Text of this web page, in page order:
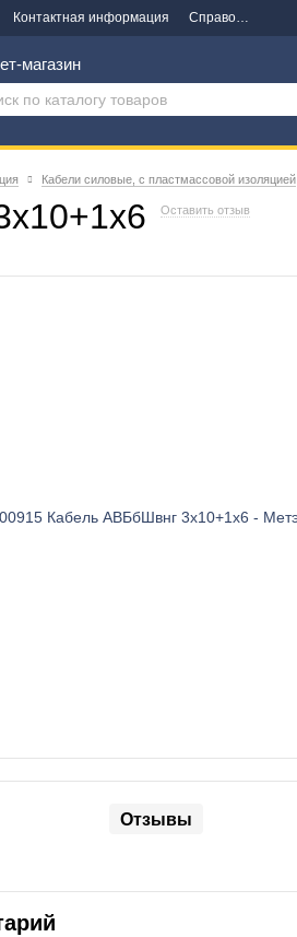
Контактная информация Справочная информация
магазин
Кабели силовые, с пластмассовой изоляцией
Оставить отзыв
Отзывы